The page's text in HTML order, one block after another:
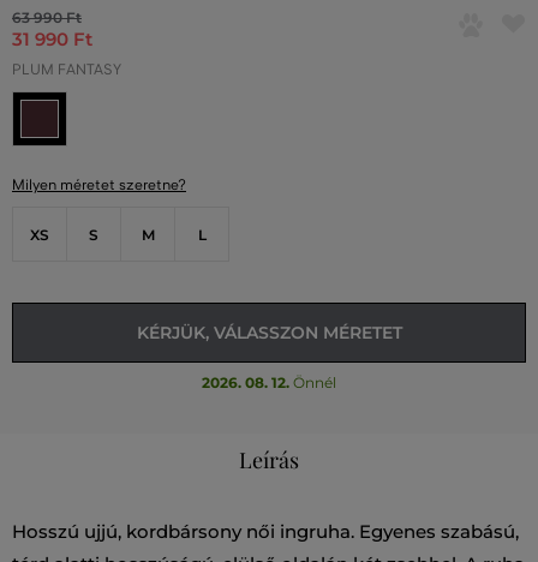
63 990 Ft
31 990 Ft
PLUM FANTASY
Milyen méretet szeretne?
XS S M L
KÉRJÜK, VÁLASSZON MÉRETET
2026. 08. 12. Önnél
Leírás
Hosszú ujjú, kordbársony női ingruha. Egyenes szabású,